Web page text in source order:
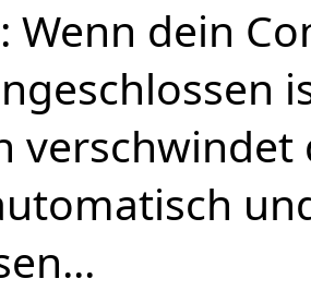
: Wenn dein
verschwindet